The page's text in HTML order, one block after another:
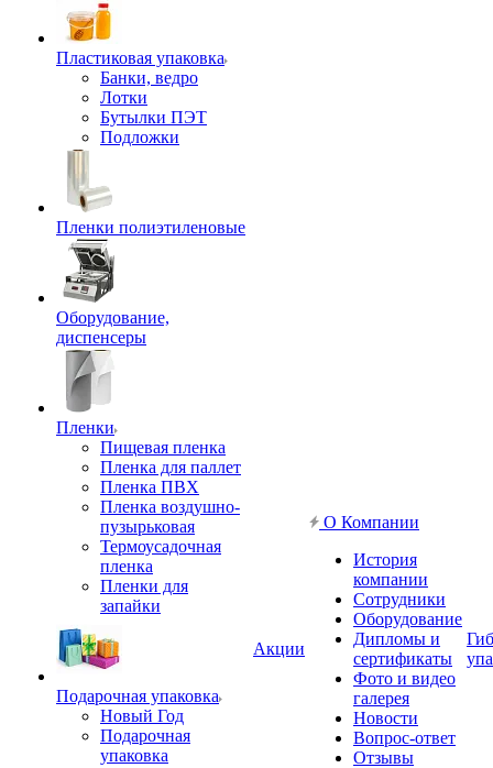
Пластиковая упаковка
Банки, ведро
Лотки
Бутылки ПЭТ
Подложки
Пленки полиэтиленовые
Оборудование,
диспенсеры
Пленки
Пищевая пленка
Пленка для паллет
Пленка ПВХ
Пленка воздушно-
пузырьковая
Термоусадочная
пленка
Пленки для
запайки
Подарочная упаковка
Новый Год
Подарочная
упаковка
Акции
О Компании
История
компании
Сотрудники
Оборудование
Дипломы и
сертификаты
Фото и видео
галерея
Новости
Вопрос-ответ
Отзывы